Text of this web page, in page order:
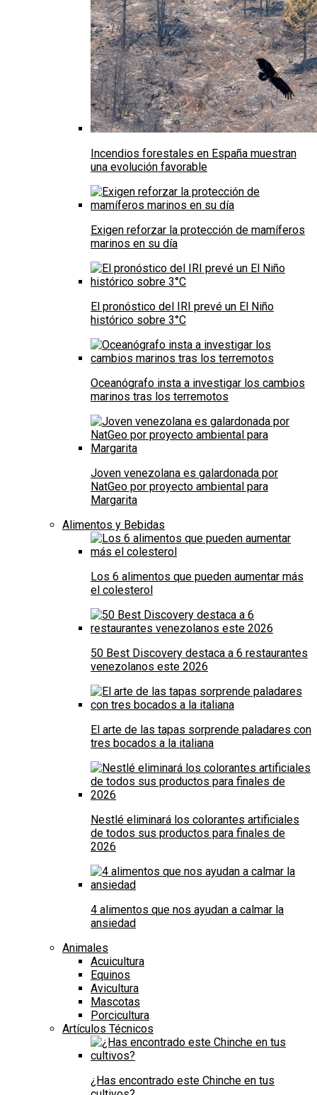
Incendios forestales en España muestran
una evolución favorable
Exigen reforzar la protección de mamíferos
marinos en su día
El pronóstico del IRI prevé un El Niño
histórico sobre 3°C
Oceanógrafo insta a investigar los cambios
marinos tras los terremotos
Joven venezolana es galardonada por
NatGeo por proyecto ambiental para
Margarita
Alimentos y Bebidas
Los 6 alimentos que pueden aumentar más
el colesterol
50 Best Discovery destaca a 6 restaurantes
venezolanos este 2026
El arte de las tapas sorprende paladares con
tres bocados a la italiana
Nestlé eliminará los colorantes artificiales
de todos sus productos para finales de
2026
4 alimentos que nos ayudan a calmar la
ansiedad
Animales
Acuicultura
Equinos
Avicultura
Mascotas
Porcicultura
Artículos Técnicos
¿Has encontrado este Chinche en tus